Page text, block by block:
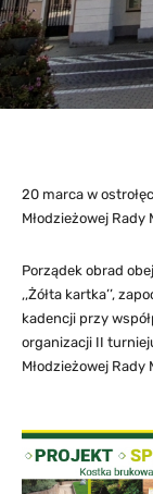
20 marca w
Młodzieżowej Rady
Porządek obrad
,,Żółta kartka’’,
kadencji przy
organizacji II
Młodzieżowej Rady